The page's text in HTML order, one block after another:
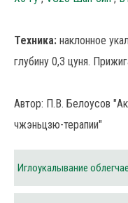
Техника: наклонное
глубину 0,3 цуня.
Автор: П.В. Белоусов
чжэньцзю-терапии"
Иглоукалывание